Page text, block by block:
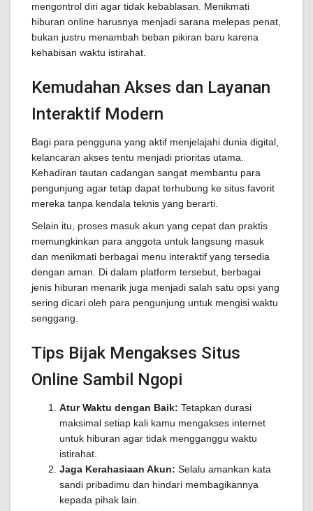
mengontrol diri agar tidak kebablasan. Menikmati
hiburan online harusnya menjadi sarana melepas penat,
bukan justru menambah beban pikiran baru karena
kehabisan waktu istirahat.
Kemudahan Akses dan Layanan
Interaktif Modern
Bagi para pengguna yang aktif menjelajahi dunia digital,
kelancaran akses tentu menjadi prioritas utama.
Kehadiran tautan cadangan sangat membantu para
pengunjung agar tetap dapat terhubung ke situs favorit
mereka tanpa kendala teknis yang berarti.
Selain itu, proses masuk akun yang cepat dan praktis
memungkinkan para anggota untuk langsung masuk
dan menikmati berbagai menu interaktif yang tersedia
dengan aman. Di dalam platform tersebut, berbagai
jenis hiburan menarik juga menjadi salah satu opsi yang
sering dicari oleh para pengunjung untuk mengisi waktu
senggang.
Tips Bijak Mengakses Situs
Online Sambil Ngopi
Atur Waktu dengan Baik: Tetapkan durasi
maksimal setiap kali kamu mengakses internet
untuk hiburan agar tidak mengganggu waktu
istirahat.
Jaga Kerahasiaan Akun: Selalu amankan kata
sandi pribadimu dan hindari membagikannya
kepada pihak lain.